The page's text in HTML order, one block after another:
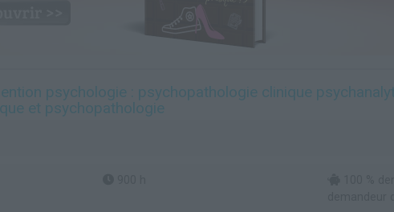
psychologie : psychopathologie clinique
et psychopathologie